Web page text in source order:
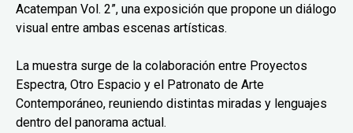
Acatempan Vol. 2”, una exposición que propone un diálogo
visual entre ambas escenas artísticas.
La muestra surge de la colaboración entre Proyectos
Espectra, Otro Espacio y el Patronato de Arte
Contemporáneo, reuniendo distintas miradas y lenguajes
dentro del panorama actual.